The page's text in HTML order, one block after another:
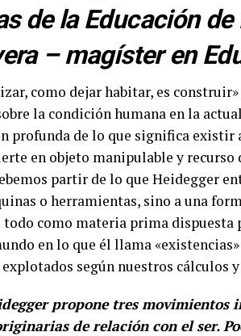
de la Educación de
– magíster en
como dejar habitar, es
la condición humana en la
profunda de lo que significa
en objeto manipulable y recurso
partir de lo que Heidegger
o herramientas, sino a una
como materia prima dispuesta
en lo que él llama
según nuestros cálculos
propone tres movimientos
de relación con el ser.